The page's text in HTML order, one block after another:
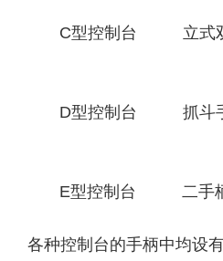
C型控制台 立式双手
D型控制台 抓斗手柄
E型控制台 二手柄三
各种控制台的手柄中均设